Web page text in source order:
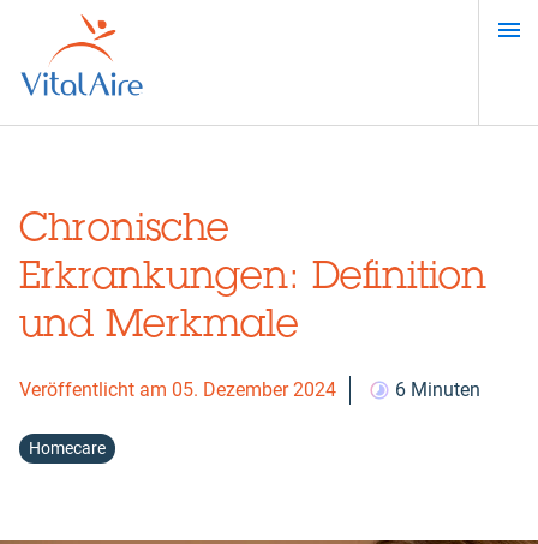
Inhalt
Chronische
Erkrankungen: Definition
und Merkmale
Veröffentlicht am 05. Dezember 2024 6 Minuten
Homecare